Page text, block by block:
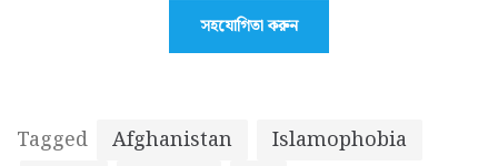
সহযোগিতা করুন
Tagged Afghanistan
Islamophobia